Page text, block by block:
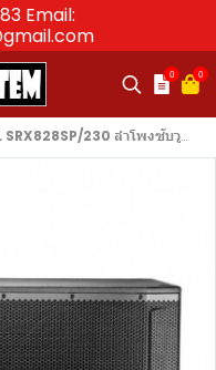
Email:
0 0
230 ลำโพงซับวูฟเฟอร์ กำลังขับ1500วัตต์